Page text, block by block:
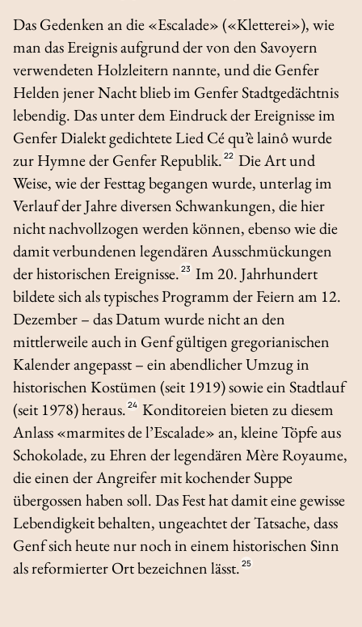
Das Gedenken an die «Escalade» («Kletterei»), wie
man das Ereignis aufgrund der von den Savoyern
verwendeten Holzleitern nannte, und die Genfer
Helden jener Nacht blieb im Genfer Stadtgedächtnis
lebendig. Das unter dem Eindruck der Ereignisse im
Genfer Dialekt gedichtete LiedCé qu’è lainôwurde
zur Hymne der Genfer Republik. 22 Die Art und
Weise, wie der Festtag begangen wurde, unterlag im
Verlauf der Jahre diversen Schwankungen, die hier
nicht nachvollzogen werden können, ebenso wie die
damit verbundenen legendären Ausschmückungen
der historischen Ereignisse. 23 Im 20. Jahrhundert
bildete sich als typisches Programm der Feiern am 12.
Dezember – das Datum wurde nicht an den
mittlerweile auch in Genf gültigen gregorianischen
Kalender angepasst – ein abendlicher Umzug in
historischen Kostümen (seit 1919) sowie ein Stadtlauf
(seit 1978) heraus. 24 Konditoreien bieten zu diesem
Anlass «marmites de l’Escalade» an, kleine Töpfe aus
Schokolade, zu Ehren der legendären Mère Royaume,
die einen der Angreifer mit kochender Suppe
übergossen haben soll. Das Fest hat damit eine gewisse
Lebendigkeit behalten, ungeachtet der Tatsache, dass
Genf sich heute nur noch in einem historischen Sinn
als reformierter Ort bezeichnen lässt. 25